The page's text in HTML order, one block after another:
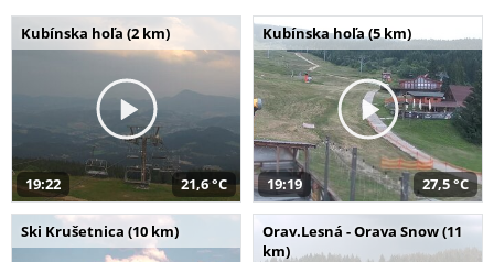
Kubínska hoľa (2 km)
19:22 21,6 °C
Kubínska hoľa (5 km)
19:19 27,5 °C
Ski Krušetnica (10 km)
Orav.Lesná - Orava Snow (11
km)